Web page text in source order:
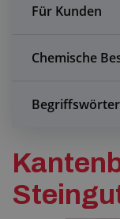
Für Kunden
Chemische